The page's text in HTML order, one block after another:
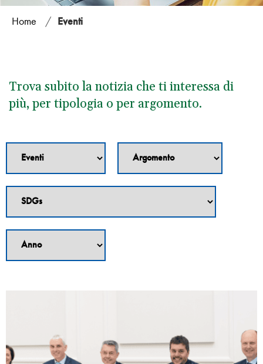
Home / Eventi
Trova subito la notizia che ti interessa di
più, per tipologia o per argomento.